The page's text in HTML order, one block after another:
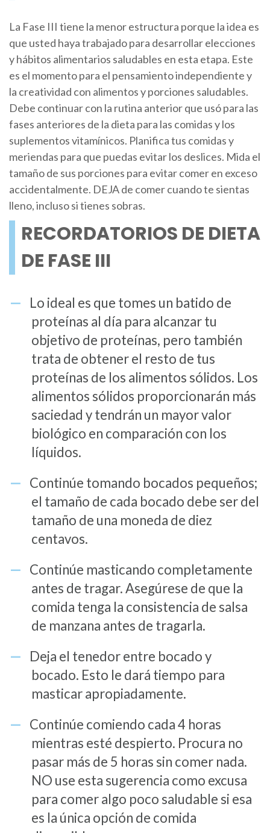
La Fase III tiene la menor estructura porque la idea es
que usted haya trabajado para desarrollar elecciones
y hábitos alimentarios saludables en esta etapa. Este
es el momento para el pensamiento independiente y
la creatividad con alimentos y porciones saludables.
Debe continuar con la rutina anterior que usó para las
fases anteriores de la dieta para las comidas y los
suplementos vitamínicos. Planifica tus comidas y
meriendas para que puedas evitar los deslices. Mida el
tamaño de sus porciones para evitar comer en exceso
accidentalmente. DEJA de comer cuando te sientas
lleno, incluso si tienes sobras.
RECORDATORIOS DE DIETA
DE FASE III
Lo ideal es que tomes un batido de
proteínas al día para alcanzar tu
objetivo de proteínas, pero también
trata de obtener el resto de tus
proteínas de los alimentos sólidos. Los
alimentos sólidos proporcionarán más
saciedad y tendrán un mayor valor
biológico en comparación con los
líquidos.
Continúe tomando bocados pequeños;
el tamaño de cada bocado debe ser del
tamaño de una moneda de diez
centavos.
Continúe masticando completamente
antes de tragar. Asegúrese de que la
comida tenga la consistencia de salsa
de manzana antes de tragarla.
Deja el tenedor entre bocado y
bocado. Esto le dará tiempo para
masticar apropiadamente.
Continúe comiendo cada 4 horas
mientras esté despierto. Procura no
pasar más de 5 horas sin comer nada.
NO use esta sugerencia como excusa
para comer algo poco saludable si esa
es la única opción de comida